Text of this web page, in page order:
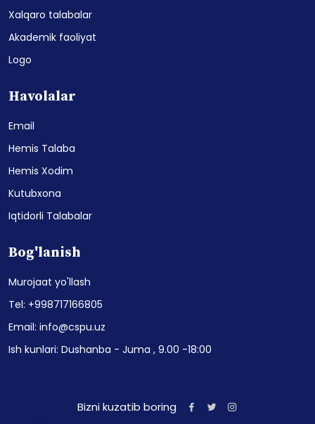
Xalqaro talabalar
Akademik faoliyat
Logo
Havolalar
Email
Hemis Talaba
Hemis Xodim
Kutubxona
Iqtidorli Talabalar
Bog'lanish
Murojaat yo'llash
Tel: +998717166805
Email: info@cspu.uz
Ish kunlari: Dushanba - Juma , 9.00 -18:00
Bizni kuzatib boring